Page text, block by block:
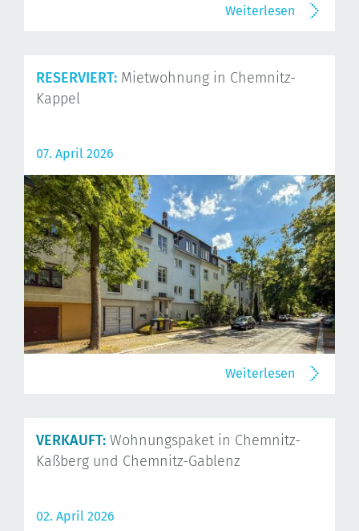
Weiterlesen
RESERVIERT: Mietwohnung in Chemnitz-
Kappel
07. April 2026
Weiterlesen
VERKAUFT: Wohnungspaket in Chemnitz-
Kaßberg und Chemnitz-Gablenz
02. April 2026